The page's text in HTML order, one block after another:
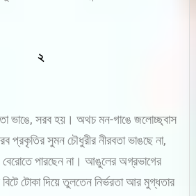
২
ভাঙে, সরব হয়। অথচ মন-গাঙে জলোচ্ছ্বাস
প্রকৃতির সুমন চৌধুরীর নীরবতা ভাঙছে না,
বেরোতে পারছেন না। আঙুলের অগ্রভাগের
বিটে টোকা দিয়ে তুলতেন নির্ভরতা আর মুগ্ধতার